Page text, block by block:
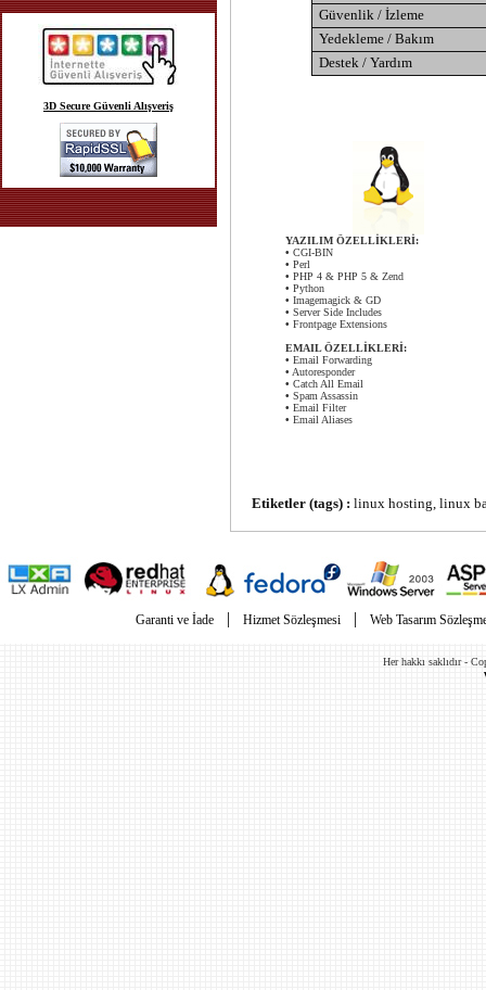
3D Secure Güvenli Alışveriş
Güvenlik / İzleme
Yedekleme / Bakım
Destek / Yardım
YAZILIM ÖZELLİKLERİ:
• CGI-BIN
• Perl
• PHP 4 & PHP 5 & Zend
• Python
• Imagemagick & GD
• Server Side Includes
• Frontpage Extensions
EMAIL ÖZELLİKLERİ:
• Email Forwarding
• Autoresponder
• Catch All Email
• Spam Assassin
• Email Filter
• Email Aliases
Etiketler (tags) : linux hosting, linux
Garanti ve İade | Hizmet Sözleşmesi | Web Tasarım
Her hakkı saklıdır -